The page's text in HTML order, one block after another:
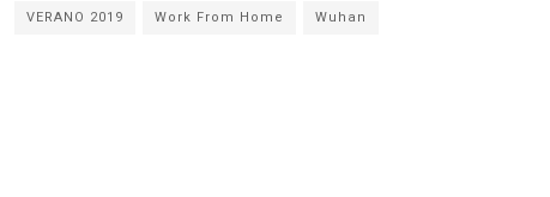
VERANO 2019
Work From Home Wuhan